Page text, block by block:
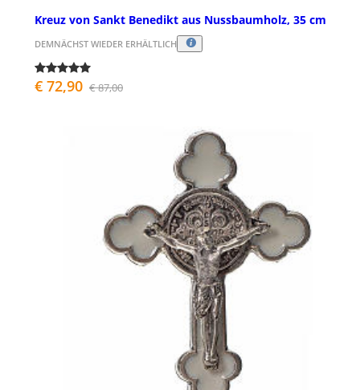
Kreuz von Sankt Benedikt aus Nussbaumholz, 35 cm
DEMNÄCHST WIEDER ERHÄLTLICH
€ 72,90 € 87,00